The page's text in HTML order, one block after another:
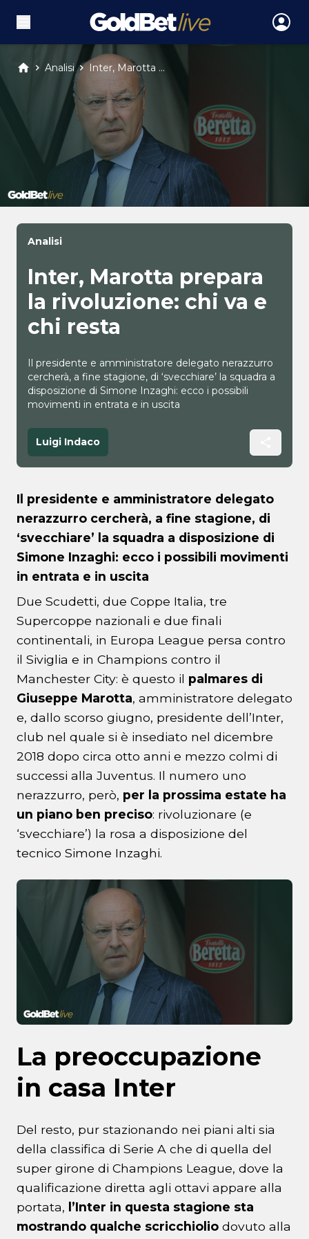
Analisi Inter, Marotta ...
Analisi
Inter, Marotta prepara
la rivoluzione: chi va e
chi resta
Il presidente e amministratore delegato nerazzurro
cercherà, a fine stagione, di ‘svecchiare’ la squadra a
disposizione di Simone Inzaghi: ecco i possibili
movimenti in entrata e in uscita
Luigi Indaco
Il presidente e amministratore delegato
nerazzurro cercherà, a fine stagione, di
‘svecchiare’ la squadra a disposizione di
Simone Inzaghi: ecco i possibili movimenti
in entrata e in uscita
Due Scudetti, due Coppe Italia, tre
Supercoppe nazionali e due finali
continentali, in Europa League persa contro
il Siviglia e in Champions contro il
Manchester City: è questo il palmares di
Giuseppe Marotta, amministratore delegato
e, dallo scorso giugno, presidente dell’Inter,
club nel quale si è insediato nel dicembre
2018 dopo circa otto anni e mezzo colmi di
successi alla Juventus. Il numero uno
nerazzurro, però, per la prossima estate ha
un piano ben preciso: rivoluzionare (e
‘svecchiare’) la rosa a disposizione del
tecnico Simone Inzaghi.
La preoccupazione
in casa Inter
Del resto, pur stazionando nei piani alti sia
della classifica di Serie A che di quella del
super girone di Champions League, dove la
qualificazione diretta agli ottavi appare alla
portata, l’Inter in questa stagione sta
mostrando qualche scricchiolio dovuto alla